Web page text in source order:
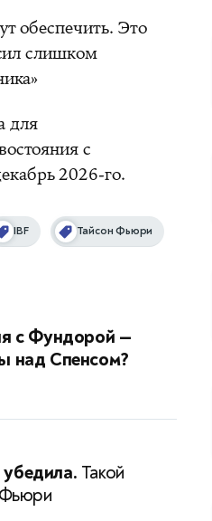
обеспечить. Это
слишком
для
с
2026-го.
IBF Тайсон Фьюри
с Фундорой —
над Спенсом?
Такой